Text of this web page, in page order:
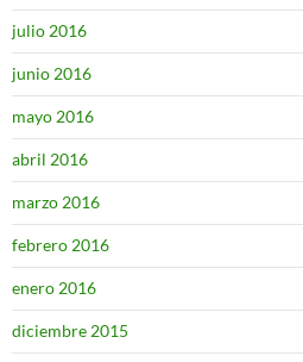
julio 2016
junio 2016
mayo 2016
abril 2016
marzo 2016
febrero 2016
enero 2016
diciembre 2015